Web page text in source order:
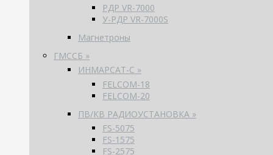
РДР VR-7000
У-РДР VR-7000S
Магнетроны
ГМССБ »
ИНМАРСАТ-С »
FELCOM-18
FELCOM-20
ПВ/КВ РАДИОУСТАНОВКА »
FS-5075
FS-1575
FS-2575